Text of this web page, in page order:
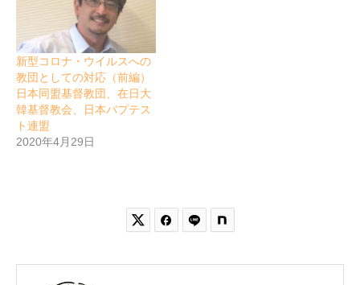
新型コロナ・ウイルスへの
教団としての対応（前編）
日本同盟基督教団、在日大
韓基督教会、日本バプテス
ト連盟
2020年4月29日
 